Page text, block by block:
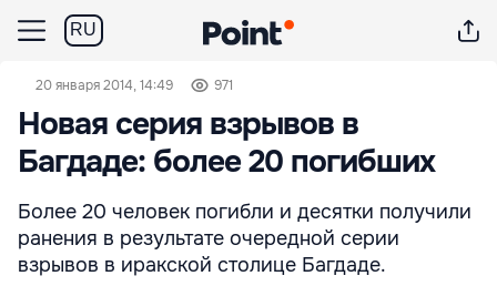
RU
20 января 2014, 14:49 971
Новая серия взрывов в
Багдаде: более 20 погибших
Более 20 человек погибли и десятки получили
ранения в результате очередной серии
взрывов в иракской столице Багдаде.